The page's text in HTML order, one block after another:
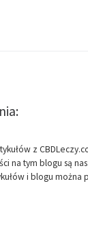
z
na tym blogu są
i blogu można